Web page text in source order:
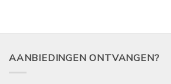
AANBIEDINGEN ONTVANGEN?